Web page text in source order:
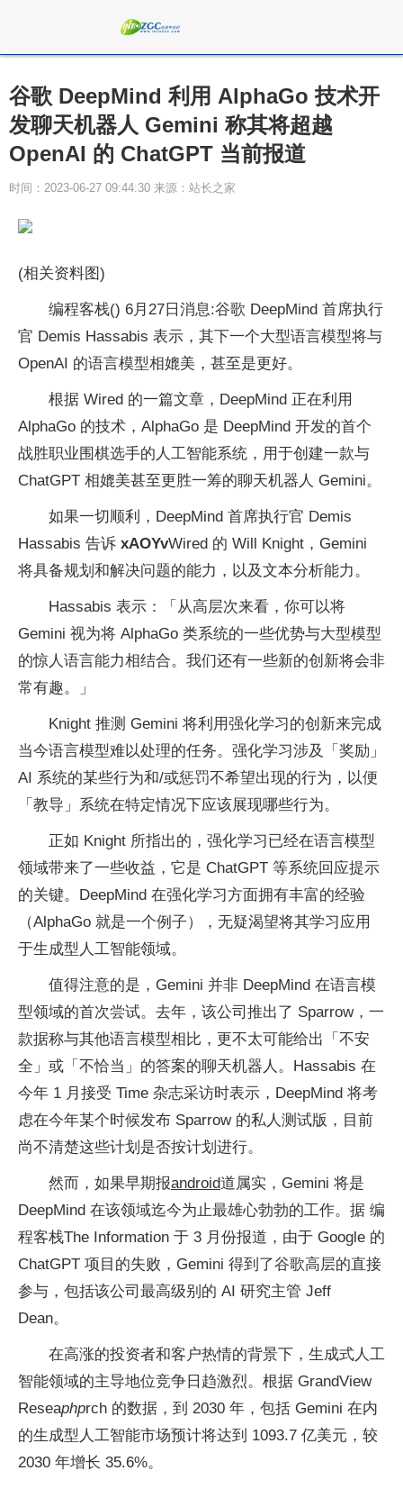
谷歌 DeepMind 利用 AlphaGo 技术开
发聊天机器人 Gemini 称其将超越
OpenAI 的 ChatGPT 当前报道
时间：2023-06-27 09:44:30 来源：站长之家
(相关资料图)
编程客栈() 6月27日消息:谷歌 DeepMind 首席执行
官 Demis Hassabis 表示，其下一个大型语言模型将与
OpenAI 的语言模型相媲美，甚至是更好。
根据 Wired 的一篇文章，DeepMind 正在利用
AlphaGo 的技术，AlphaGo 是 DeepMind 开发的首个
战胜职业围棋选手的人工智能系统，用于创建一款与
ChatGPT 相媲美甚至更胜一筹的聊天机器人 Gemini。
如果一切顺利，DeepMind 首席执行官 Demis
Hassabis 告诉 xAOYvWired 的 Will Knight，Gemini
将具备规划和解决问题的能力，以及文本分析能力。
Hassabis 表示：「从高层次来看，你可以将
Gemini 视为将 AlphaGo 类系统的一些优势与大型模型
的惊人语言能力相结合。我们还有一些新的创新将会非
常有趣。」
Knight 推测 Gemini 将利用强化学习的创新来完成
当今语言模型难以处理的任务。强化学习涉及「奖励」
AI 系统的某些行为和/或惩罚不希望出现的行为，以便
「教导」系统在特定情况下应该展现哪些行为。
正如 Knight 所指出的，强化学习已经在语言模型
领域带来了一些收益，它是 ChatGPT 等系统回应提示
的关键。DeepMind 在强化学习方面拥有丰富的经验
（AlphaGo 就是一个例子），无疑渴望将其学习应用
于生成型人工智能领域。
值得注意的是，Gemini 并非 DeepMind 在语言模
型领域的首次尝试。去年，该公司推出了 Sparrow，一
款据称与其他语言模型相比，更不太可能给出「不安
全」或「不恰当」的答案的聊天机器人。Hassabis 在
今年 1 月接受 Time 杂志采访时表示，DeepMind 将考
虑在今年某个时候发布 Sparrow 的私人测试版，目前
尚不清楚这些计划是否按计划进行。
然而，如果早期报android道属实，Gemini 将是
DeepMind 在该领域迄今为止最雄心勃勃的工作。据 编
程客栈The Information 于 3 月份报道，由于 Google 的
ChatGPT 项目的失败，Gemini 得到了谷歌高层的直接
参与，包括该公司最高级别的 AI 研究主管 Jeff
Dean。
在高涨的投资者和客户热情的背景下，生成式人工
智能领域的主导地位竞争日趋激烈。根据 GrandView
Reseaphprch 的数据，到 2030 年，包括 Gemini 在内
的生成型人工智能市场预计将达到 1093.7 亿美元，较
2030 年增长 35.6%。